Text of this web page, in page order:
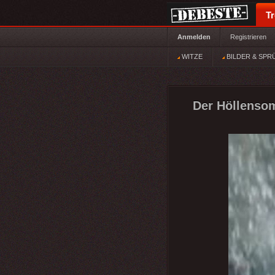
Anmelden Registrieren
WITZE BILDER &
Der